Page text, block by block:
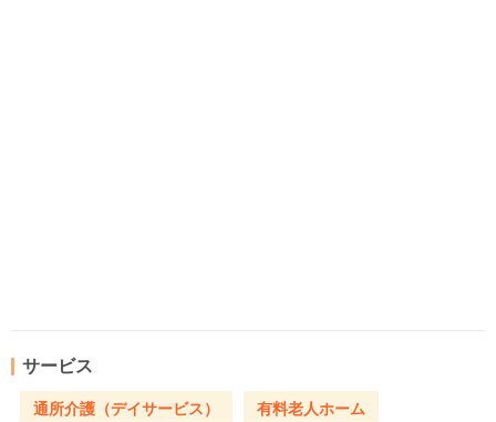
サービス
通所介護（デイサービス） 有料老人ホーム